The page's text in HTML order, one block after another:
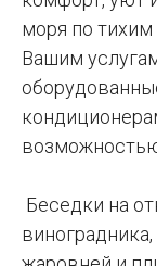
моря по тихим
Вашим
возможностью
Беседки на